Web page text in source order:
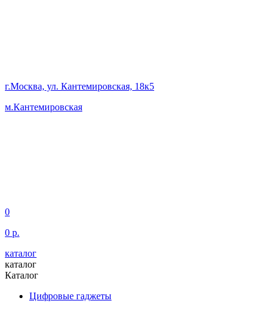
г.Москва, ул. Кантемировская, 18к5
м.Кантемировская
0
0 р.
каталог
каталог
Каталог
Цифровые гаджеты